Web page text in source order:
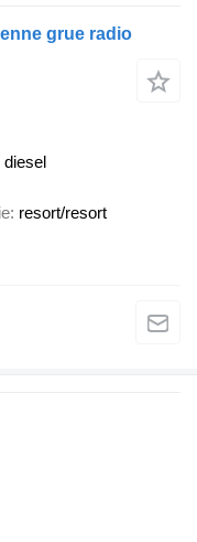
grue radio
diesel
resort/resort